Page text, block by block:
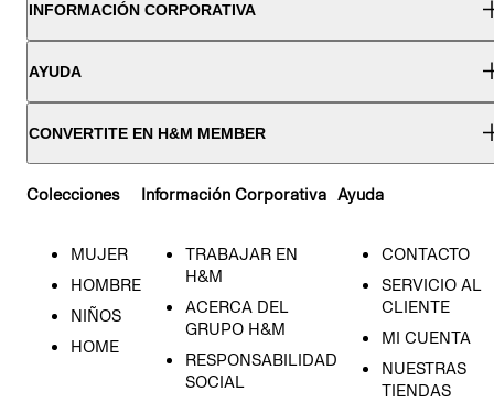
INFORMACIÓN CORPORATIVA
AYUDA
CONVERTITE EN H&M MEMBER
Colecciones
MUJER
HOMBRE
NIÑOS
HOME
Información Corporativa
TRABAJAR EN
H&M
ACERCA DEL
GRUPO H&M
RESPONSABILIDAD
SOCIAL
Ayuda
CONTACTO
SERVICIO AL
CLIENTE
MI CUENTA
NUESTRAS
TIENDAS